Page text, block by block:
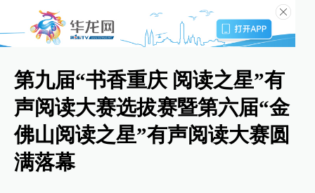
第九届“书香重庆 阅读之星”有
声阅读大赛选拔赛暨第六届“金
佛山阅读之星”有声阅读大赛圆
满落幕